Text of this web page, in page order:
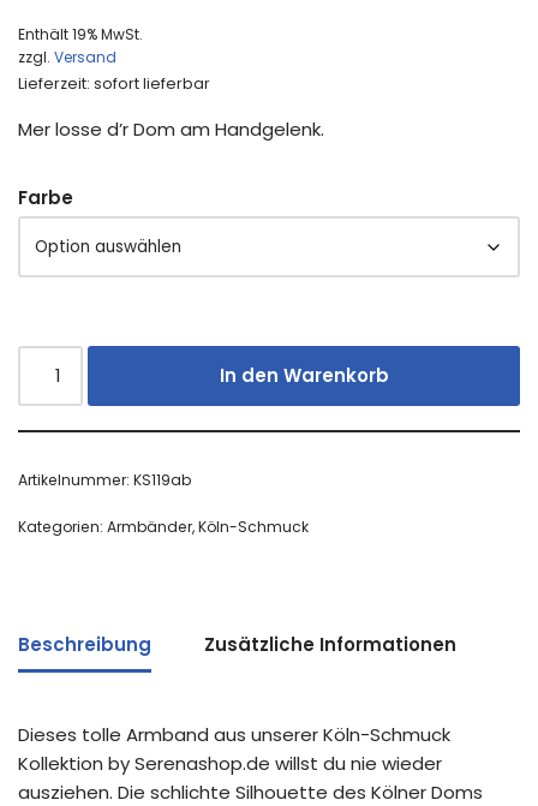
Enthält 19% MwSt.
zzgl. Versand
Lieferzeit: sofort lieferbar
Mer losse d’r Dom am Handgelenk.
Farbe
In den Warenkorb
Artikelnummer: KS119ab
Kategorien: Armbänder,Köln-Schmuck
Beschreibung Zusätzliche Informationen
Dieses tolle Armband aus unserer Köln-Schmuck
Kollektion by Serenashop.de willst du nie wieder
ausziehen. Die schlichte Silhouette des Kölner Doms